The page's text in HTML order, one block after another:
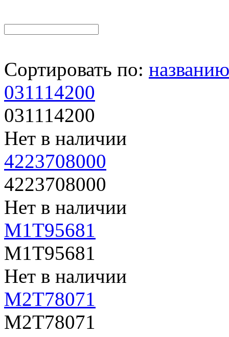
Сортировать по: названию
031114200
031114200
Нет в наличии
4223708000
4223708000
Нет в наличии
M1T95681
M1T95681
Нет в наличии
M2T78071
M2T78071